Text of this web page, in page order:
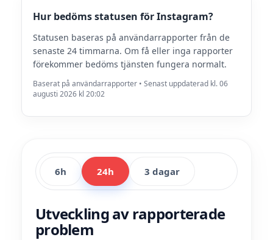
Hur bedöms statusen för Instagram?
Statusen baseras på användarrapporter från de
senaste 24 timmarna. Om få eller inga rapporter
förekommer bedöms tjänsten fungera normalt.
Baserat på användarrapporter • Senast uppdaterad kl. 06
augusti 2026 kl 20:02
6h 24h 3 dagar
Utveckling av rapporterade
problem